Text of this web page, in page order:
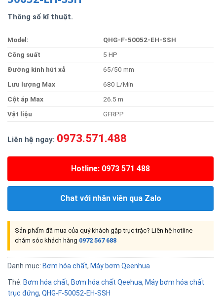
Thông số kĩ thuật.
Model:
QHG-F-50052-EH-SSH
Công suất
5 HP
Đường kính hút xả
65/50 mm
Lưu lượng Max
680 L/Min
Cột áp Max
26.5 m
Vật liệu
GFRPP
Liên hệ ngay: 0973.571.488
Hotline: 0973 571 488
Chat với nhân viên qua Zalo
Sản phẩm đã mua của quý khách gặp trục trặc? Liên hệ hotline
chăm sóc khách hàng 0972 567 688
Danh mục: Bơm hóa chất, Máy bơm Qeenhua
Thẻ: Bơm hóa chất, Bơm hóa chất Qeehua, Máy bơm hóa chất
trục đứng, QHG-F-50052-EH-SSH